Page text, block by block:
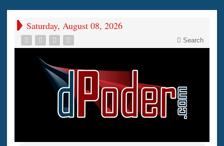
Saturday, August 08, 2026
Search